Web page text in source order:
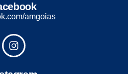
amgoias